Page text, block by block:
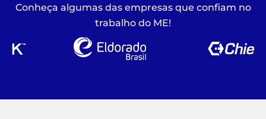
Conheça algumas das empresas que confiam no
trabalho do ME!